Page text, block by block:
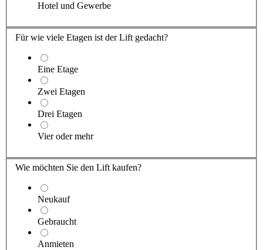
Hotel und Gewerbe
Für wie viele Etagen ist der Lift gedacht?
Eine Etage
Zwei Etagen
Drei Etagen
Vier oder mehr
Wie möchten Sie den Lift kaufen?
Neukauf
Gebraucht
Anmieten